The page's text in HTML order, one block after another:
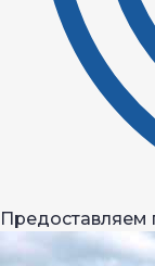
Предоставляем